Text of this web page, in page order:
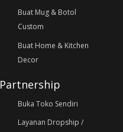
Buat Mug & Botol
Custom
Buat Home & Kitchen
Decor
Partnership
Buka Toko Sendiri
Layanan Dropship /